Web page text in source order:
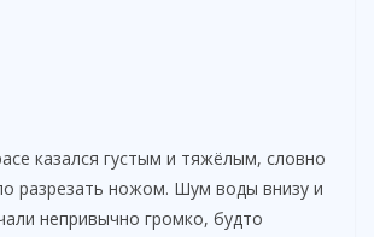
казался густым и тяжёлым, словно
разрезать ножом. Шум воды внизу и
непривычно громко, будто